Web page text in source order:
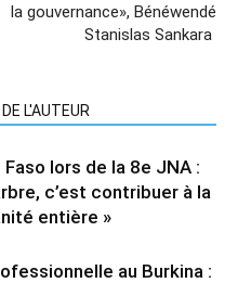
la gouvernance», Bénéwendé
Stanislas Sankara
L'AUTEUR
lors de la 8e JNA :
c’est contribuer à la
entière »
au Burkina :